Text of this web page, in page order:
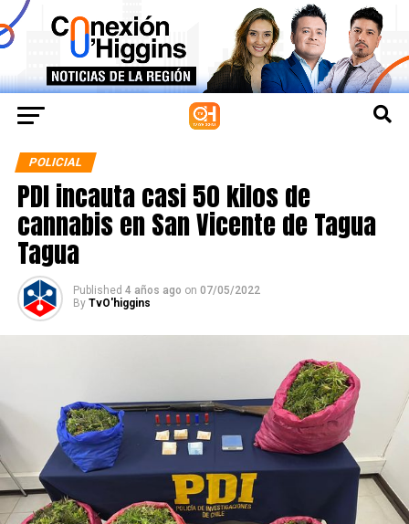
POLICIAL
PDI incauta casi 50 kilos de
cannabis en San Vicente de Tagua
Tagua
Published 4 años ago on 07/05/2022
By TvO'higgins